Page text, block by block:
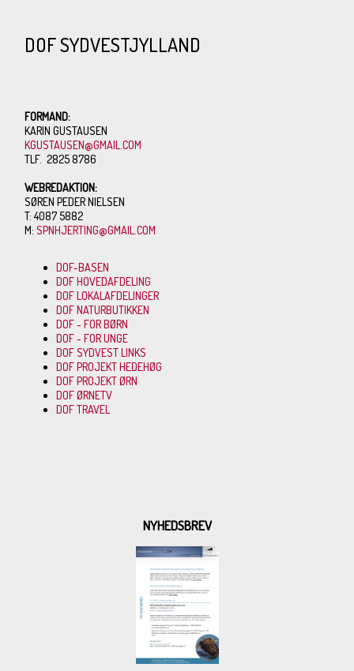
DOF SYDVESTJYLLAND
FORMAND:
KARIN GUSTAUSEN
KGUSTAUSEN@GMAIL.COM
TLF. 2825 8786
WEBREDAKTION:
SØREN PEDER NIELSEN
T: 4087 5882
M:SPNHJERTING@GMAIL.COM
DOF-BASEN
DOF HOVEDAFDELING
DOF LOKALAFDELINGER
DOF NATURBUTIKKEN
DOF - FOR BØRN
DOF - FOR UNGE
DOF SYDVEST LINKS
DOF PROJEKT HEDEHØG
DOF PROJEKT ØRN
DOF ØRNETV
DOF TRAVEL
NYHEDSBREV